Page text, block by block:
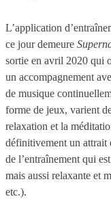
L’application
ce jour demeure
sortie en avril 2020 qui
un accompagnement
de musique
forme de jeux, varient
relaxation et la
définitivement un attrait
de l’entraînement qui
mais aussi relaxante et
etc.).